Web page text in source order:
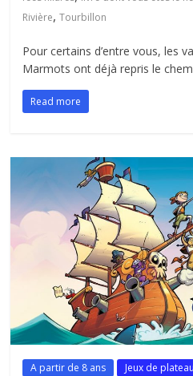
Rivière,Tourbillon
Pour certains d’entre vous, les
Marmots ont déjà repris le
Read more
A partir de 8 ans Jeux de